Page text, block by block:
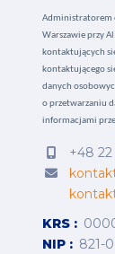
Administratorem
Warszawie przy
kontaktujących
kontaktującego
danych
o przetwarzaniu
informacjami
+48
KRS
NIP
821-